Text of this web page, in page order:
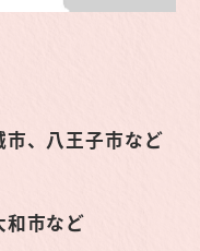
、八王子市など
和市など